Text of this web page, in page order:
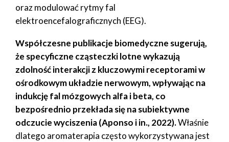
oraz modulować rytmy fal
elektroencefalograficznych (EEG).
Współczesne publikacje biomedyczne sugerują,
że specyficzne cząsteczki lotne wykazują
zdolność interakcji z kluczowymi receptorami w
ośrodkowym układzie nerwowym, wpływając na
indukcję fal mózgowych alfa i beta, co
bezpośrednio przekłada się na subiektywne
odczucie wyciszenia (Aponso i in., 2022).Właśnie
dlatego aromaterapia często wykorzystywana jest